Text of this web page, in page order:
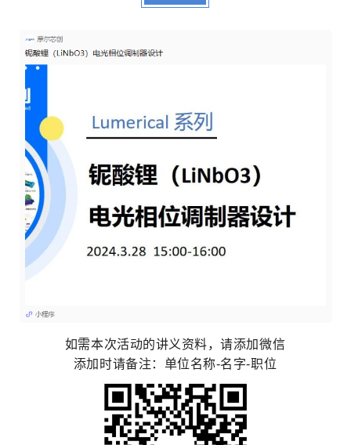
如需本次活动的讲义资料，请添加微信
添加时请备注：单位名称-名字-职位